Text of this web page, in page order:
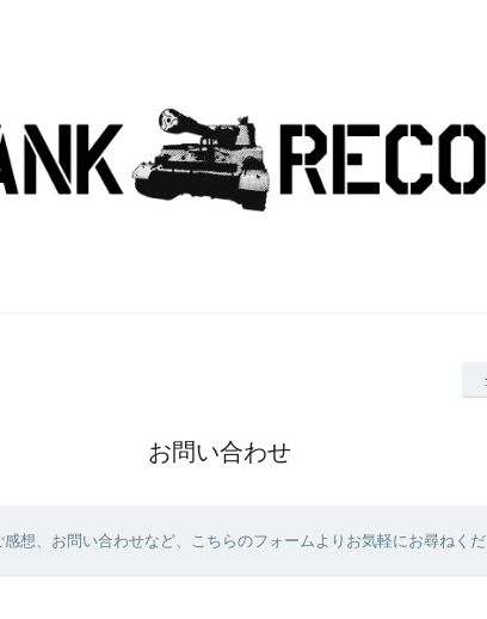
お問い合わせ
想、お問い合わせなど、こちらのフォームよりお気軽にお尋ねく